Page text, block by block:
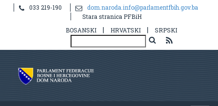
033 219-190
dom.naroda.info@parlamentfbih.gov.ba
Stara stranica PFBiH
BOSANSKI
| HRVATSKI | SRPSKI